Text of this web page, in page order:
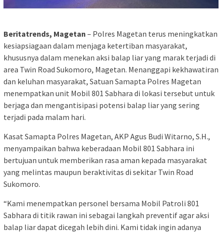
Beritatrends, Magetan – Polres Magetan terus meningkatkan
kesiapsiagaan dalam menjaga ketertiban masyarakat,
khususnya dalam menekan aksi balap liar yang marak terjadi di
area Twin Road Sukomoro, Magetan. Menanggapi kekhawatiran
dan keluhan masyarakat, Satuan Samapta Polres Magetan
menempatkan unit Mobil 801 Sabhara di lokasi tersebut untuk
berjaga dan mengantisipasi potensi balap liar yang sering
terjadi pada malam hari.
Kasat Samapta Polres Magetan, AKP Agus Budi Witarno, S.H.,
menyampaikan bahwa keberadaan Mobil 801 Sabhara ini
bertujuan untuk memberikan rasa aman kepada masyarakat
yang melintas maupun beraktivitas di sekitar Twin Road
Sukomoro.
“Kami menempatkan personel bersama Mobil Patroli 801
Sabhara di titik rawan ini sebagai langkah preventif agar aksi
balap liar dapat dicegah lebih dini. Kami tidak ingin adanya